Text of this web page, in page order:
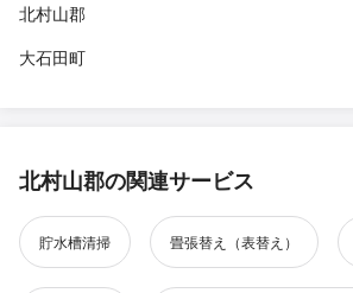
北村山郡
大石田町
北村山郡の関連サービス
貯水槽清掃 畳張替え（表替え）